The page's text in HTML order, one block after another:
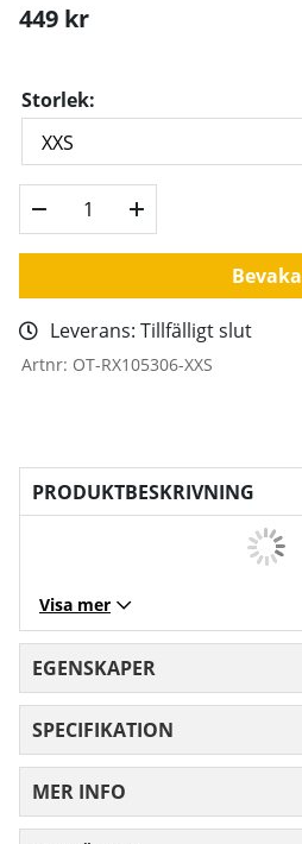
449 kr
Storlek:
Bevaka
Leverans: Tillfälligt slut
Artnr: OT-RX105306-XXS
PRODUKTBESKRIVNING
Visa mer
EGENSKAPER
SPECIFIKATION
MER INFO